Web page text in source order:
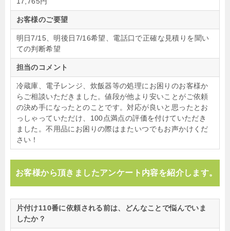
お客様のご要望
明日7/15、明後日7/16希望、電話口で正確な見積りを聞い
ての判断希望
担当のコメント
冷蔵庫、電子レンジ、炊飯器等の処理にお困りのお客様か
らご相談いただきました。値段が他より安いことがご依頼
の決め手になったとのことです。対応が良いと思ったとお
っしゃっていただけ、100点満点の評価を付けていただき
ました。不用品にお困りの際はまたいつでもお声かけくだ
さい！
お客様から頂きましたアンケート内容を紹介します。
片付け110番に依頼される前は、どんなことで悩んでいま
したか？